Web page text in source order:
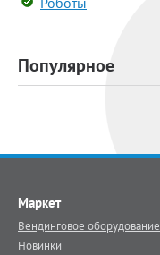
Популярное
Маркет
Вендинговое оборудование
Новинки